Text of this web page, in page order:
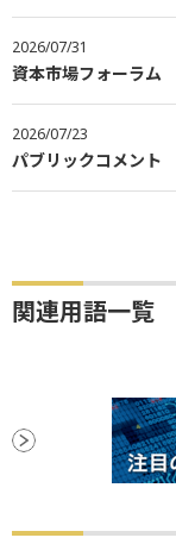
2026/07/31
資本市場フォーラム
2026/07/23
パブリックコメント
関連用語一覧